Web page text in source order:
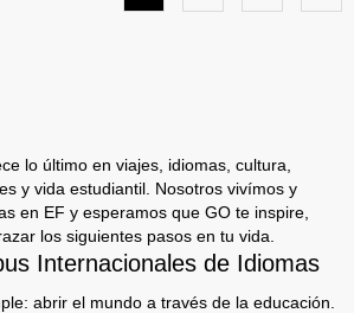
lo último en viajes, idiomas, cultura,
y vida estudiantil. Nosotros vivímos y
en EF y esperamos que GO te inspire,
los siguientes pasos en tu vida.
Internacionales de Idiomas
abrir el mundo a través de la educación.